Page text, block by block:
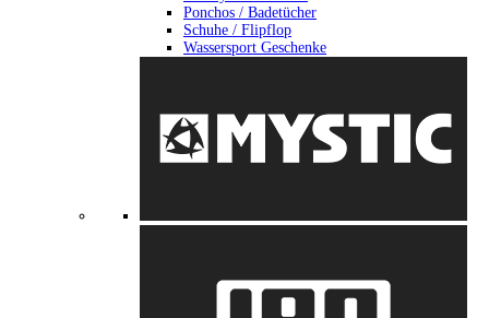
Ponchos / Badetücher
Schuhe / Flipflop
Wassersport Geschenke